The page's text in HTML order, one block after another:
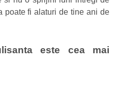
poate fi alaturi de tine ani de
este cea mai